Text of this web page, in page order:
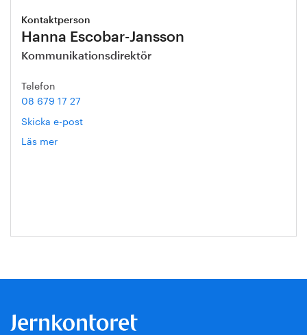
Kontaktperson
Hanna Escobar-Jansson
Kommunikationsdirektör
Telefon
08 679 17 27
Skicka e-post
Läs mer